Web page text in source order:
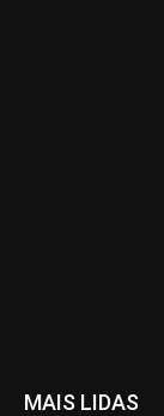
MAIS LIDAS